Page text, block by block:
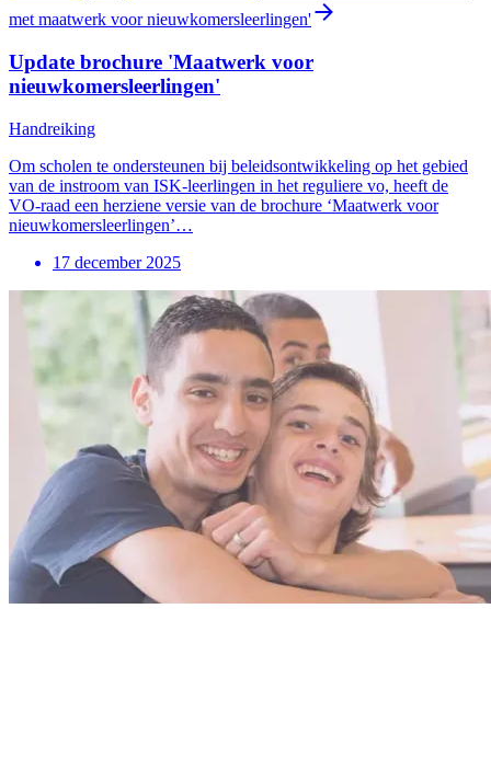
met maatwerk voor nieuwkomersleerlingen'
Update brochure 'Maatwerk voor
nieuwkomersleerlingen'
Handreiking
Om scholen te ondersteunen bij beleidsontwikkeling op het gebied
van de instroom van ISK-leerlingen in het reguliere vo, heeft de
VO-raad een herziene versie van de brochure ‘Maatwerk voor
nieuwkomersleerlingen’…
17 december 2025